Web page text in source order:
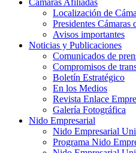
Cámaras Afiliadas
Localización de
Presidentes Cámaras
Avisos importantes
Noticias y Publicaciones
Comunicados de
Compromisos de
Boletín Estratégico
En los Medios
Revista Enlace
Galería Fotográfica
Nido Empresarial
Nido Empresarial
Programa Nido